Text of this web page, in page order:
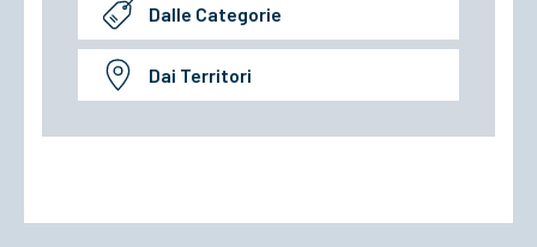
Dalle Categorie
Dai Territori